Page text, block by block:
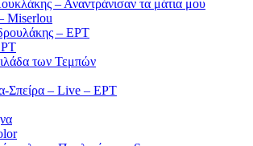
– Αναντράνισαν τα μάτια μου
Miserlou
– ΕΡΤ
των Τεμπών
Σπείρα – Live – ΕΡΤ